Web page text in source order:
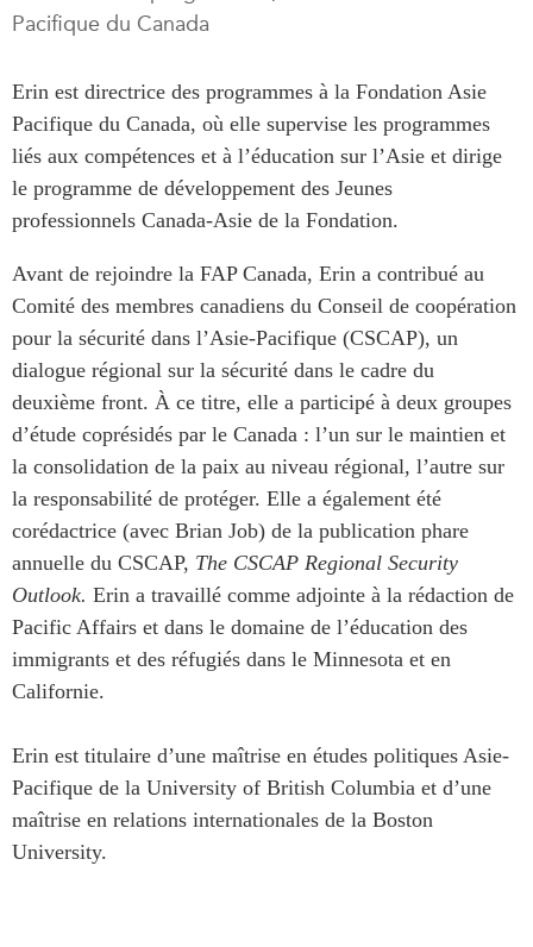
Rapports Annuels
RECHERCHE
Toutes les publications
Asie du Sud-Est
Asie du Nord
Commerce avec l’Asie
CPTPP Portal
Bourses
Auteurs
PROGRAMMES
Initiative indo-pacifique
Dialogues et tables rondes
Centre sur les minéraux
critiques du Canada et de
l’Indo-Pacifique
Enjeux émergents
En éducation
Le Partenariat APEC-
Canada pour la croissance
des entreprises
i-LEAD
PUBLICATIONS
Observatoire Asie
Dépêches
Rapports et notes de
synthèse
Réflexions stratégiques
Explications
Études de cas
Sondages
Séries spéciales
Pleins feux
NOTRE RÉSEAU DE
SITES WEB
Investment Monitor
Projet APEC-Canada pour
l’expansion du partenariat
des entreprises
Pacifique du Canada
Erin est directrice des programmes à la Fondation Asie
Pacifique du Canada, où elle supervise les programmes
liés aux compétences et à l’éducation sur l’Asie et dirige
le programme de développement des Jeunes
professionnels Canada-Asie de la Fondation.
Avant de rejoindre la FAP Canada, Erin a contribué au
Comité des membres canadiens du Conseil de coopération
pour la sécurité dans l’Asie-Pacifique (CSCAP), un
dialogue régional sur la sécurité dans le cadre du
deuxième front. À ce titre, elle a participé à deux groupes
d’étude coprésidés par le Canada : l’un sur le maintien et
la consolidation de la paix au niveau régional, l’autre sur
la responsabilité de protéger. Elle a également été
corédactrice (avec Brian Job) de la publication phare
annuelle du CSCAP, The CSCAP Regional Security
Outlook. Erin a travaillé comme adjointe à la rédaction de
Pacific Affairs et dans le domaine de l’éducation des
immigrants et des réfugiés dans le Minnesota et en
Californie.
Erin est titulaire d’une maîtrise en études politiques Asie-
Pacifique de la University of British Columbia et d’une
maîtrise en relations internationales de la Boston
University.